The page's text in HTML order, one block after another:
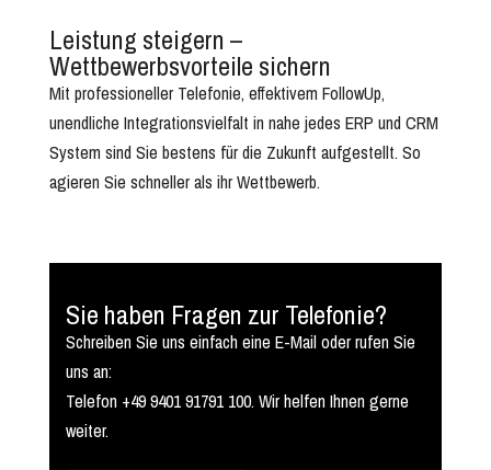
Leistung steigern –
Wettbewerbsvorteile sichern
Mit professioneller Telefonie, effektivem FollowUp,
unendliche Integrationsvielfalt in nahe jedes ERP und CRM
System sind Sie bestens für die Zukunft aufgestellt. So
agieren Sie schneller als ihr Wettbewerb.
Sie haben Fragen zur Telefonie?
Schreiben Sie uns einfach eine E-Mail oder rufen Sie
uns an:
Telefon +49 9401 91791 100. Wir helfen Ihnen gerne
weiter.